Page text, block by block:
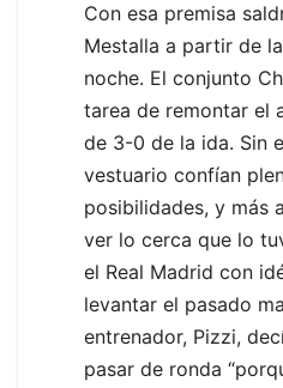
Con esa premisa
Mestalla a partir de
noche. El conjunto
tarea de remontar el
de 3-0 de la ida. Sin
vestuario confían
posibilidades, y más
ver lo cerca que lo
el Real Madrid con
levantar el pasado
entrenador, Pizzi,
pasar de ronda